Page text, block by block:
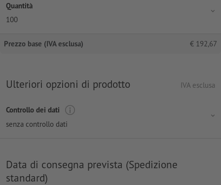
Quantità
100
Prezzo base (IVA esclusa) € 192,67
Ulteriori opzioni di prodotto IVA esclusa
Controllo dei dati
senza controllo dati
Data di consegna prevista (Spedizione
standard)